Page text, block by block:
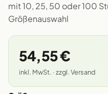
mit 10, 25, 50 oder 100
Größenauswahl
54,55 €
inkl. MwSt. · zzgl. Versand